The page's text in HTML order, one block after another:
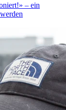
– ein